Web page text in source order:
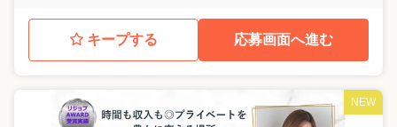
キープする 応募画面へ進む
NEW